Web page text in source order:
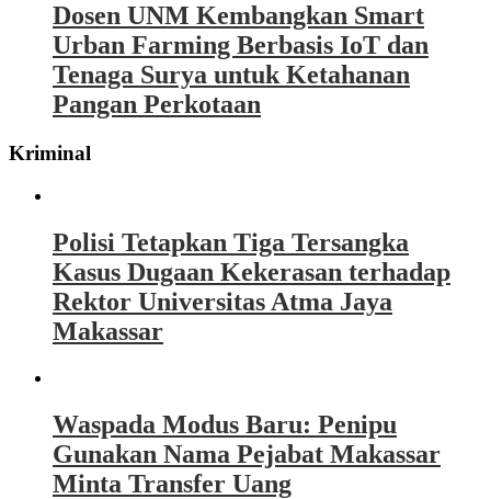
Dosen UNM Kembangkan Smart
Urban Farming Berbasis IoT dan
Tenaga Surya untuk Ketahanan
Pangan Perkotaan
Kriminal
Polisi Tetapkan Tiga Tersangka
Kasus Dugaan Kekerasan terhadap
Rektor Universitas Atma Jaya
Makassar
Waspada Modus Baru: Penipu
Gunakan Nama Pejabat Makassar
Minta Transfer Uang